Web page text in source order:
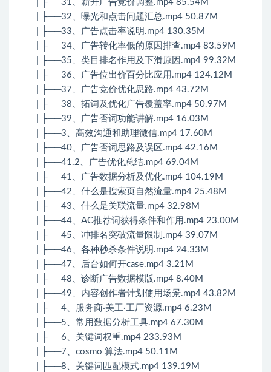
| ├──31、新开广告竞价调整.mp4 85.54M
| ├──32、曝光和点击问题汇总.mp4 50.87M
| ├──33、广告点击率说明.mp4 130.35M
| ├──34、广告转化率低的原因排查.mp4 83.59M
| ├──35、类目排名作用及下滑原因.mp4 99.32M
| ├──36、广告位出价百分比应用.mp4 124.12M
| ├──37、广告竞价优化思路.mp4 43.72M
| ├──38、拓词及优化广告覆盖率.mp4 50.97M
| ├──39、广告否词功能讲解.mp4 16.03M
| ├──3、高效沟通和助理微信.mp4 17.60M
| ├──40、广告否词思路及误区.mp4 42.16M
| ├──41.2、广告优化总结.mp4 69.04M
| ├──41、广告数据分析及优化.mp4 104.19M
| ├──42、什么是搜索页自然流量.mp4 25.48M
| ├──43、什么是关联流量.mp4 32.98M
| ├──44、AC推荐词获得条件和作用.mp4 23.00M
| ├──45、冲排名突破流量限制.mp4 39.07M
| ├──46、各种秒杀条件说明.mp4 24.33M
| ├──47、后台如何开case.mp4 3.21M
| ├──48、诊断广告数据模版.mp4 8.40M
| ├──49、内容创作者计划使用场景.mp4 43.82M
| ├──4、服务商·美工·工厂资源.mp4 6.23M
| ├──5、常用数据分析工具.mp4 67.30M
| ├──6、关键词权重.mp4 233.93M
| ├──7、cosmo 算法.mp4 50.11M
| ├──8、关键词匹配模式.mp4 139.19M